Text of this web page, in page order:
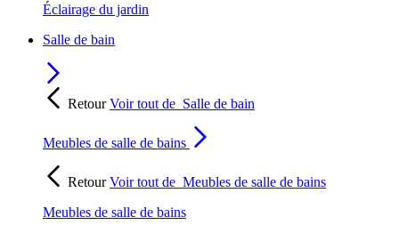
Éclairage du jardin
Salle de bain
RetourVoir tout de Salle de bain
Meubles de salle de bains
RetourVoir tout de Meubles de salle de bains
Meubles de salle de bains